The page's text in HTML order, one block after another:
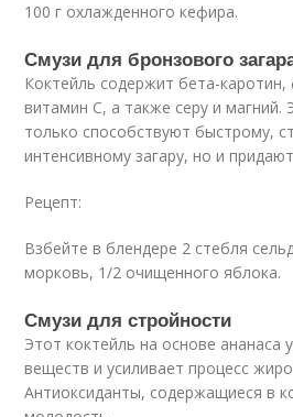
100 г охлажденного кефира.
Смузи для бронзового
Коктейль содержит бета-
витамин С, а также серу и магний.
только способствуют быстрому,
интенсивному загару, но и
Рецепт:
Взбейте в блендере 2 стебля
морковь, 1/2 очищенного яблока.
Смузи для стройности
Этот коктейль на основе ананаса
веществ и усиливает процесс
Антиоксиданты, содержащиеся в